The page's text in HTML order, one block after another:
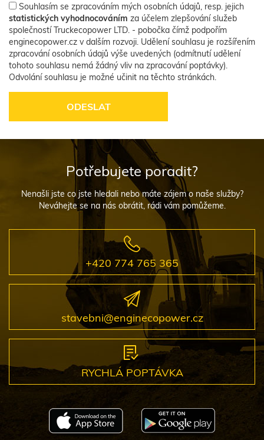
Souhlasím se zpracováním mých osobních údajů, resp. jejich
statistických vyhodnocováním za účelem zlepšování služeb
společností Truckecopower LTD. - pobočka čímž podpořím
enginecopower.cz v dalším rozvoji. Udělení souhlasu je rozšířením
zpracování osobních údajů výše uvedených (odmítnutí udělení
tohoto souhlasu nemá žádný vliv na zpracování poptávky).
Odvolání souhlasu je možné učinit na těchto stránkách.
Potřebujete poradit?
Nenašli jste co jste hledali nebo máte zájem o naše služby?
Neváhejte se na nás obrátit, rádi vám pomůžeme.
+420 774 765 365
stavebni@enginecopower.cz
RYCHLÁ POPTÁVKA